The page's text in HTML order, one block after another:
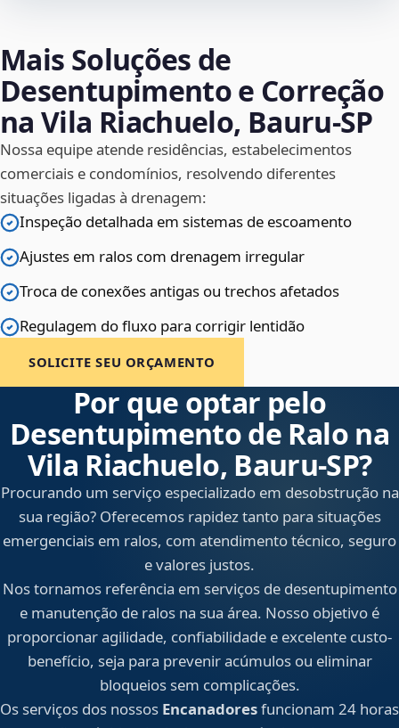
Mais Soluções de
Desentupimento e Correção
na Vila Riachuelo, Bauru‑SP
Nossa equipe atende residências, estabelecimentos
comerciais e condomínios, resolvendo diferentes
situações ligadas à drenagem:
Inspeção detalhada em sistemas de escoamento
Ajustes em ralos com drenagem irregular
Troca de conexões antigas ou trechos afetados
Regulagem do fluxo para corrigir lentidão
SOLICITE SEU ORÇAMENTO
Por que optar pelo
Desentupimento de Ralo na
Vila Riachuelo, Bauru‑SP?
Procurando um serviço especializado em desobstrução na
sua região? Oferecemos rapidez tanto para situações
emergenciais em ralos, com atendimento técnico, seguro
e valores justos.
Nos tornamos referência em serviços de desentupimento
e manutenção de ralos na sua área. Nosso objetivo é
proporcionar agilidade, confiabilidade e excelente custo-
benefício, seja para prevenir acúmulos ou eliminar
bloqueios sem complicações.
Os serviços dos nossos Encanadoresfuncionam 24 horas